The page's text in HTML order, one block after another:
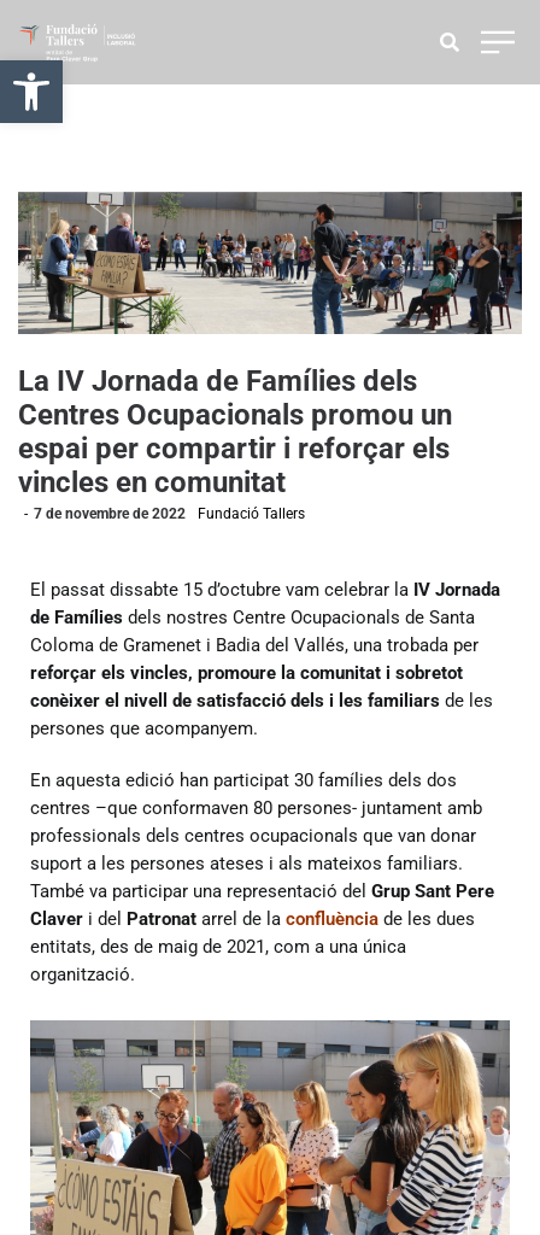
Obre la barra d'eines
La IV Jornada de Famílies dels
Centres Ocupacionals promou un
espai per compartir i reforçar els
vincles en comunitat
7 de novembre de 2022 Fundació Tallers
El passat dissabte 15 d’octubre vam celebrar la IV Jornada
de Famílies dels nostres Centre Ocupacionals de Santa
Coloma de Gramenet i Badia del Vallés, una trobada per
reforçar els vincles, promoure la comunitat i sobretot
conèixer el nivell de satisfacció dels i les familiars de les
persones que acompanyem.
En aquesta edició han participat 30 famílies dels dos
centres –que conformaven 80 persones- juntament amb
professionals dels centres ocupacionals que van donar
suport a les persones ateses i als mateixos familiars.
També va participar una representació del Grup Sant Pere
Claver i del Patronat arrel de la confluència de les dues
entitats, des de maig de 2021, com a una única
organització.